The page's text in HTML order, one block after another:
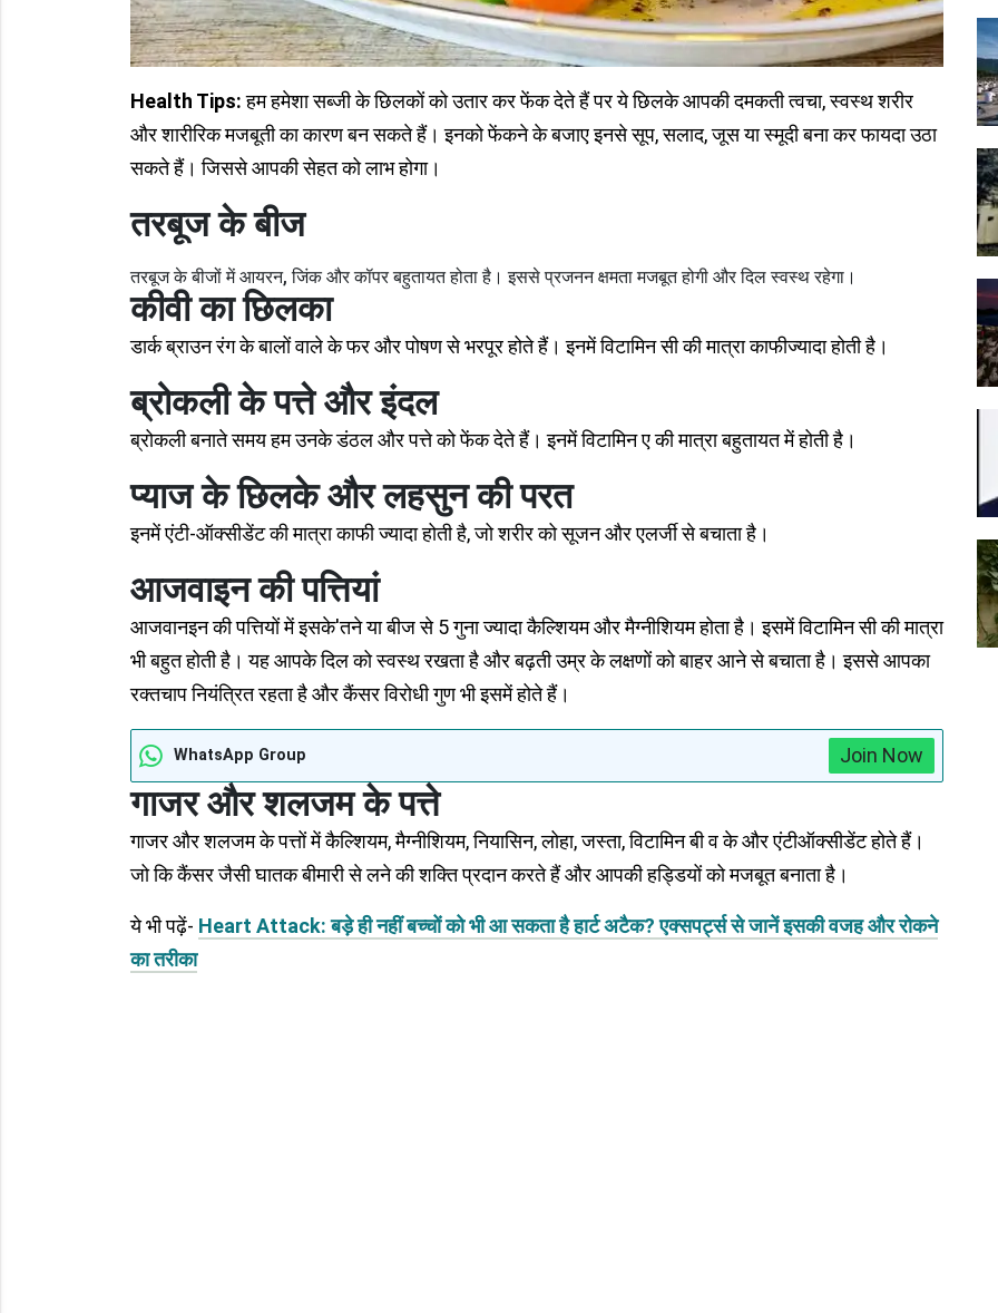
Health Tips:हम हमेशा सब्जी के छिलकों को उतार कर फेंक देते हैं पर ये छिलके आपकी दमकती त्वचा, स्वस्थ शरीर
और शारीरिक मजबूती का कारण बन सकते हैं। इनको फेंकने के बजाए इनसे सूप, सलाद, जूस या स्मूदी बना कर फायदा उठा
सकते हैं। जिससे आपकी सेहत को लाभ होगा।
तरबूज के बीज
तरबूज के बीजों में आयरन, जिंक और कॉपर बहुतायत होता है। इससे प्रजनन क्षमता मजबूत होगी और दिल स्वस्थ रहेगा।
कीवी का छिलका
डार्क ब्राउन रंग के बालों वाले के फर और पोषण से भरपूर होते हैं। इनमें विटामिन सी की मात्रा काफीज्यादा होती है।
ब्रोकली के पत्ते और इंदल
ब्रोकली बनाते समय हम उनके डंठल और पत्ते को फेंक देते हैं। इनमें विटामिन ए की मात्रा बहुतायत में होती है।
प्याज के छिलके और लहसुन की परत
इनमें एंटी-ऑक्सीडेंट की मात्रा काफी ज्यादा होती है, जो शरीर को सूजन और एलर्जी से बचाता है।
आजवाइन की पत्तियां
आजवानइन की पत्तियों में इसके'तने या बीज से 5 गुना ज्यादा कैल्शियम और मैग्नीशियम होता है। इसमें विटामिन सी की मात्रा
भी बहुत होती है। यह आपके दिल को स्वस्थ रखता है और बढ़ती उम्र के लक्षणों को बाहर आने से बचाता है। इससे आपका
रक्तचाप नियंत्रित रहता है और कैंसर विरोधी गुण भी इसमें होते हैं।
WhatsApp Group Join Now
गाजर और शलजम के पत्ते
गाजर और शलजम के पत्तों में कैल्शियम, मैग्नीशियम, नियासिन, लोहा, जस्ता, विटामिन बी व के और एंटीऑक्सीडेंट होते हैं।
जो कि कैंसर जैसी घातक बीमारी से लने की शक्ति प्रदान करते हैं और आपकी हड्डियों को मजबूत बनाता है।
ये भी पढ़ें- Heart Attack: बड़े ही नहीं बच्चों को भी आ सकता है हार्ट अटैक? एक्सपर्ट्स से जानें इसकी वजह और रोकने
का तरीका